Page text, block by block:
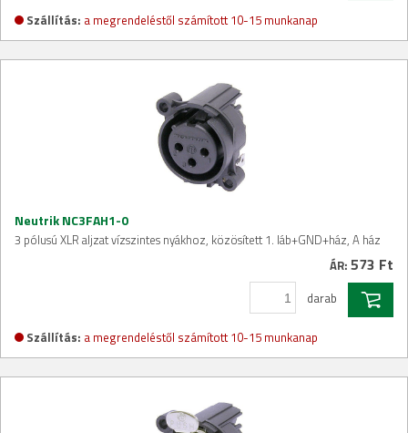
Szállítás: a megrendeléstől számított 10-15 munkanap
Neutrik NC3FAH1-0
3 pólusú XLR aljzat vízszintes nyákhoz, közösített 1. láb+GND+ház, A ház
ÁR: 573 Ft
darab
Szállítás: a megrendeléstől számított 10-15 munkanap